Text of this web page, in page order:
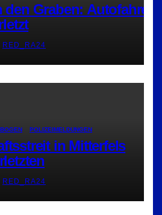
Graben: Autofahrer
RED_RA24
POLIZEIMELDUNGEN
in Mitterfels
RED_RA24